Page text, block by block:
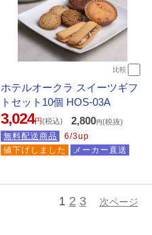
比較
ホテルオークラ スイーツギフ
トセット10個 HOS-03A
3,024円(税込) 2,800円(税抜)
無料配送商品
6/3up
値下げしました
メーカー直送
1 2 3 次ページ